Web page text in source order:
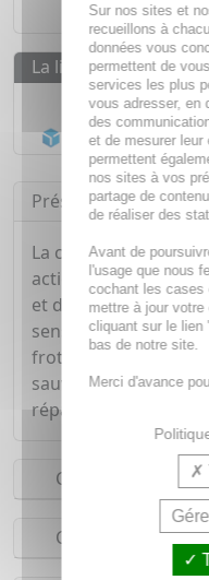
Paiement en4
La livraison
Livraison
Présentation
La crème anti-
action 3 en 1 : elle
et de l'épiderme, le
sensation de double
frottements et les
sauve va apaiser les
réparation de la peau.
Conseils
Composition
Sur nos sites et
recueillons à
données vous
permettent de
services les plus
vous adresser, en
des
et de mesurer
permettent
nos sites à vos
partage de
de réaliser des
Avant de
l'usage que nous
cochant les cases
mettre à jour
cliquant sur le lien
bas de notre site.
Merci d'avance